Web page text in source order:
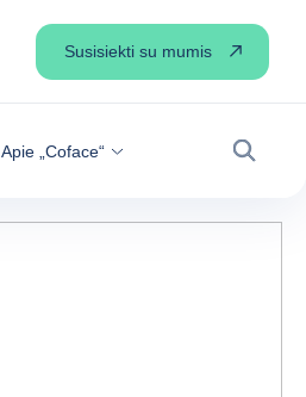
Apie „Coface“
Paieška
Susisiekti su mumis